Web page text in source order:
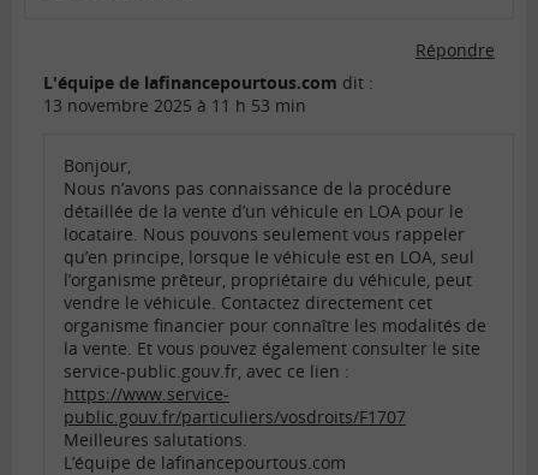
Répondre
L'équipe de lafinancepourtous.com dit :
13 novembre 2025 à 11 h 53 min
Bonjour,
Nous n’avons pas connaissance de la procédure
détaillée de la vente d’un véhicule en LOA pour le
locataire. Nous pouvons seulement vous rappeler
qu’en principe, lorsque le véhicule est en LOA, seul
l’organisme prêteur, propriétaire du véhicule, peut
vendre le véhicule. Contactez directement cet
organisme financier pour connaître les modalités de
la vente. Et vous pouvez également consulter le site
service-public.gouv.fr, avec ce lien :
https://www.service-
public.gouv.fr/particuliers/vosdroits/F1707
Meilleures salutations.
L’équipe de lafinancepourtous.com